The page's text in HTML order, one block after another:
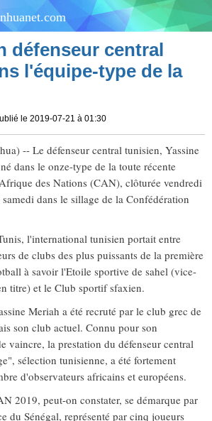
défenseur central
l'équipe-type de la
le 2019-07-21 à 01:30
-- Le défenseur central tunisien, Yassine
dans le onze-type de la toute récente
des Nations (CAN), clôturée vendredi
dans le sillage de la Confédération
l'international tunisien portait entre
de clubs des plus puissants de la première
à savoir l'Etoile sportive de sahel (vice-
titre) et le Club sportif sfaxien.
Meriah a été recruté par le club grec de
son club actuel. Connu pour son
vaincre, la prestation du défenseur central
sélection tunisienne, a été fortement
d'observateurs africains et européens.
2019, peut-on constater, se démarque par
du Sénégal, représenté par cinq joueurs